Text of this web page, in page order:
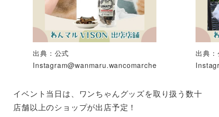
出典：公式
Instagram@wanmaru.wancomarche
出典
イベント当日は、ワンちゃんグッズを取り扱う数十
店舗以上のショップが出店予定！